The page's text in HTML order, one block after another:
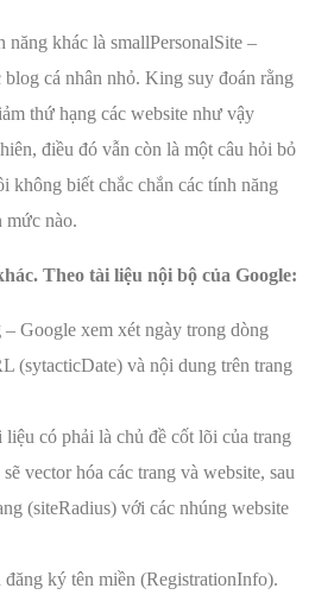
năng khác là smallPersonalSite –
blog cá nhân nhỏ. King suy đoán rằng
thứ hạng các website như vậy
điều đó vẫn còn là một câu hỏi bỏ
không biết chắc chắn các tính năng
mức nào.
Theo tài liệu nội bộ của Google:
– Google xem xét ngày trong dòng
(sytacticDate) và nội dung trên trang
có phải là chủ đề cốt lõi của trang
vector hóa các trang và website, sau
(siteRadius) với các nhúng website
ký tên miền (RegistrationInfo).